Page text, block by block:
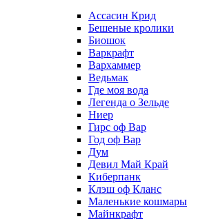
Ассасин Крид
Бешеные кролики
Биошок
Варкрафт
Вархаммер
Ведьмак
Где моя вода
Легенда о Зельде
Ниер
Гирс оф Вар
Год оф Вар
Дум
Девил Май Край
Киберпанк
Клэш оф Кланс
Маленькие кошмары
Майнкрафт